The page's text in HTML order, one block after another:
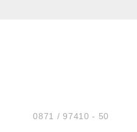
Tel.:0871 / 97410 - 50